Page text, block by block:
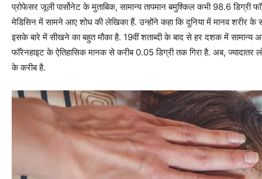
प्रोफेसर जूली पार्सोनेट के मुताबिक, सामान्‍य तापमान बमुश्किल कभी 98.6 डिग्री
मेडिसिन में सामने आए शोध की लेखिका हैं. उन्होंने कहा कि दुनिया में मानव शरीर के
इसके बारे में सीखने का बहुत मौका है. 19वीं शताब्दी के बाद से हर दशक में सामान्य
फॉरेनहाइट के ऐतिहासिक मानक से करीब 0.05 डिग्री तक गिरा है. अब, ज्‍यादातर
के करीब है.